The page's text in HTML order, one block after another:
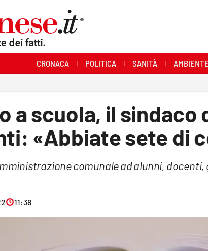
CRONACA POLITICA SANITÀ AMBIENTE
a scuola, il sindaco
«Abbiate sete di
comunale ad alunni, docenti,
11:38